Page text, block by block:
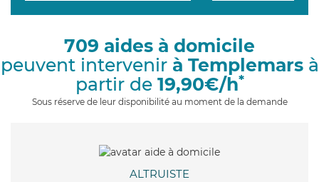
g
i
709 aides à domicile
peuvent intervenir à Templemarsà
partir de 19,90€/h*
Sous réserve de leur disponibilité au moment de la demande
ALTRUISTE